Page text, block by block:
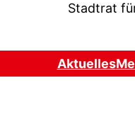
Stadtrat
Aktuelles